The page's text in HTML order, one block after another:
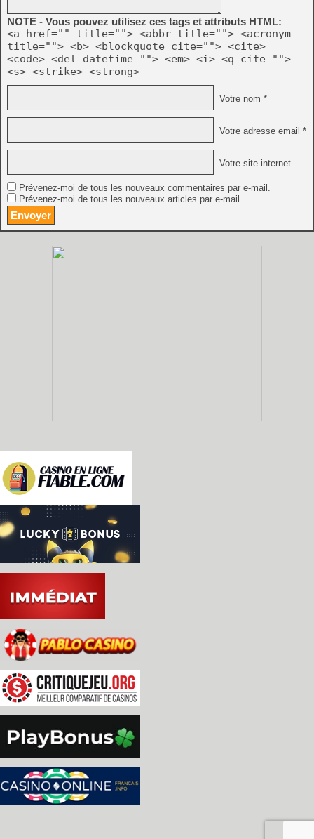
NOTE - Vous pouvez utilisez ces tags et attributs HTML:
<a href="" title=""> <abbr title=""> <acronym
title=""> <b> <blockquote cite=""> <cite>
<code> <del datetime=""> <em> <i> <q cite="">
<s> <strike> <strong>
Votre nom *
Votre adresse email *
Votre site internet
Prévenez-moi de tous les nouveaux commentaires par e-mail.
Prévenez-moi de tous les nouveaux articles par e-mail.